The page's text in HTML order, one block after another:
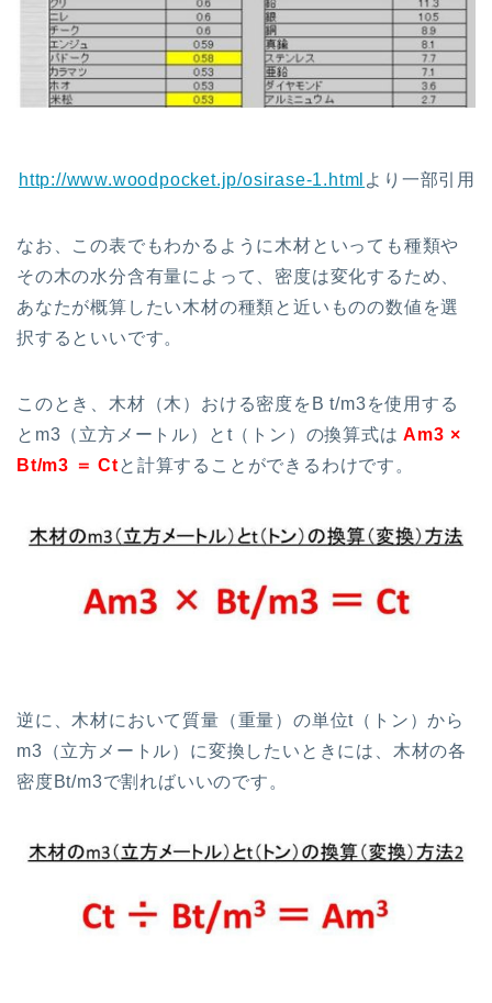
http://www.woodpocket.jp/osirase-1.html より一部引用
なお、この表でもわかるように木材といっても種類や
その木の水分含有量によって、密度は変化するため、
あなたが概算したい木材の種類と近いものの数値を選
択するといいです。
このとき、木材（木）おける密度をB t/m3を使用する
とm3（立方メートル）とt（トン）の換算式はAm3 ×
Bt/m3 ＝ Ctと計算することができるわけです。
逆に、木材において質量（重量）の単位t（トン）から
m3（立方メートル）に変換したいときには、木材の各
密度Bt/m3で割ればいいのです。